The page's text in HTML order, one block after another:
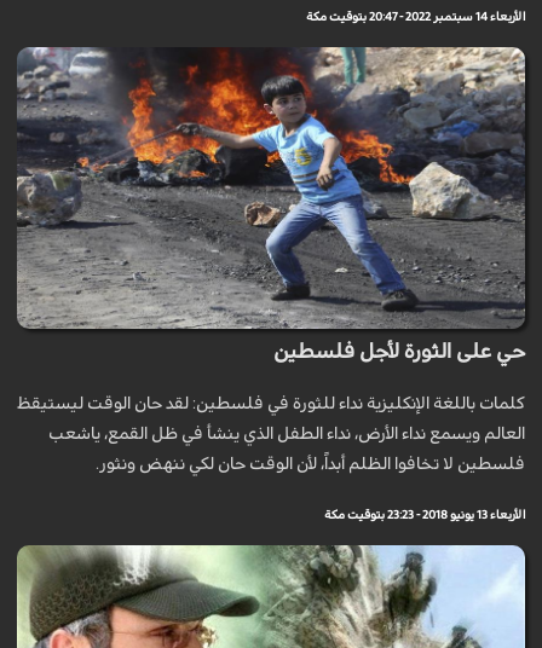
الأربعاء 14 سبتمبر 2022 - 20:47 بتوقيت مكة
حي على الثورة لأجل فلسطين
كلمات باللغة الإنكليزية نداء للثورة في فلسطين: لقد حان الوقت ليستيقظ
العالم ويسمع نداء الأرض، نداء الطفل الذي ينشأ في ظل القمع، ياشعب
فلسطين لا تخافوا الظلم أبداً، لأن الوقت حان لكي ننهض ونثور.
الأربعاء 13 يونيو 2018 - 23:23 بتوقيت مكة